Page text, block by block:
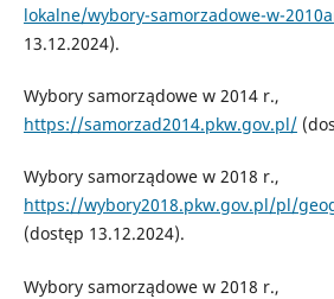
lokalne/wybory-samorzadowe-w-
13.12.2024).
Wybory samorządowe w 2014 r.,
https://samorzad2014.pkw.gov.pl/
Wybory samorządowe w 2018 r.,
https://wybory2018.pkw.gov.pl/pl/
(dostęp 13.12.2024).
Wybory samorządowe w 2018 r.,